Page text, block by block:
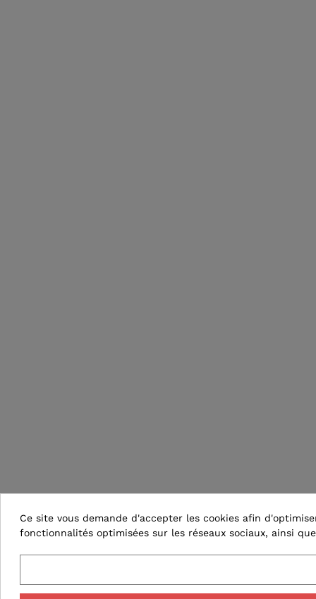
Ce site vous demande d'accepter les cookies afin
fonctionnalités optimisées sur les réseaux sociaux, ainsi